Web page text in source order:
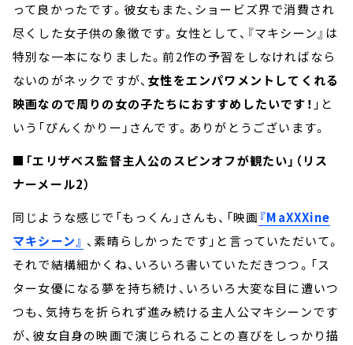
って良かったです。彼女もまた、ショービズ界で消費され
尽くした女子供の象徴です。女性として、『マキシーン』は
特別な一本になりました。前2作の予習をしなければなら
ないのがネックですが、 女性をエンパワメントしてくれる
映画なので周りの女の子たちにおすすめしたいです！ 」と
いう「ぴんくかりー」さんです。ありがとうございます。
■「エリザベス監督主人公のスピンオフが観たい」（リス
ナーメール2）
同じような感じで「もっくん」さんも、「映画『MaXXXine
マキシーン』 、素晴らしかったです」と言っていただいて。
それで結構細かくね、いろいろ書いていただきつつ。「ス
ター女優になる夢を持ち続け、いろいろ大変な目に遭いつ
つも、気持ちを折られず進み続ける主人公マキシーンです
が、彼女自身の映画で演じられることの喜びをしっかり描